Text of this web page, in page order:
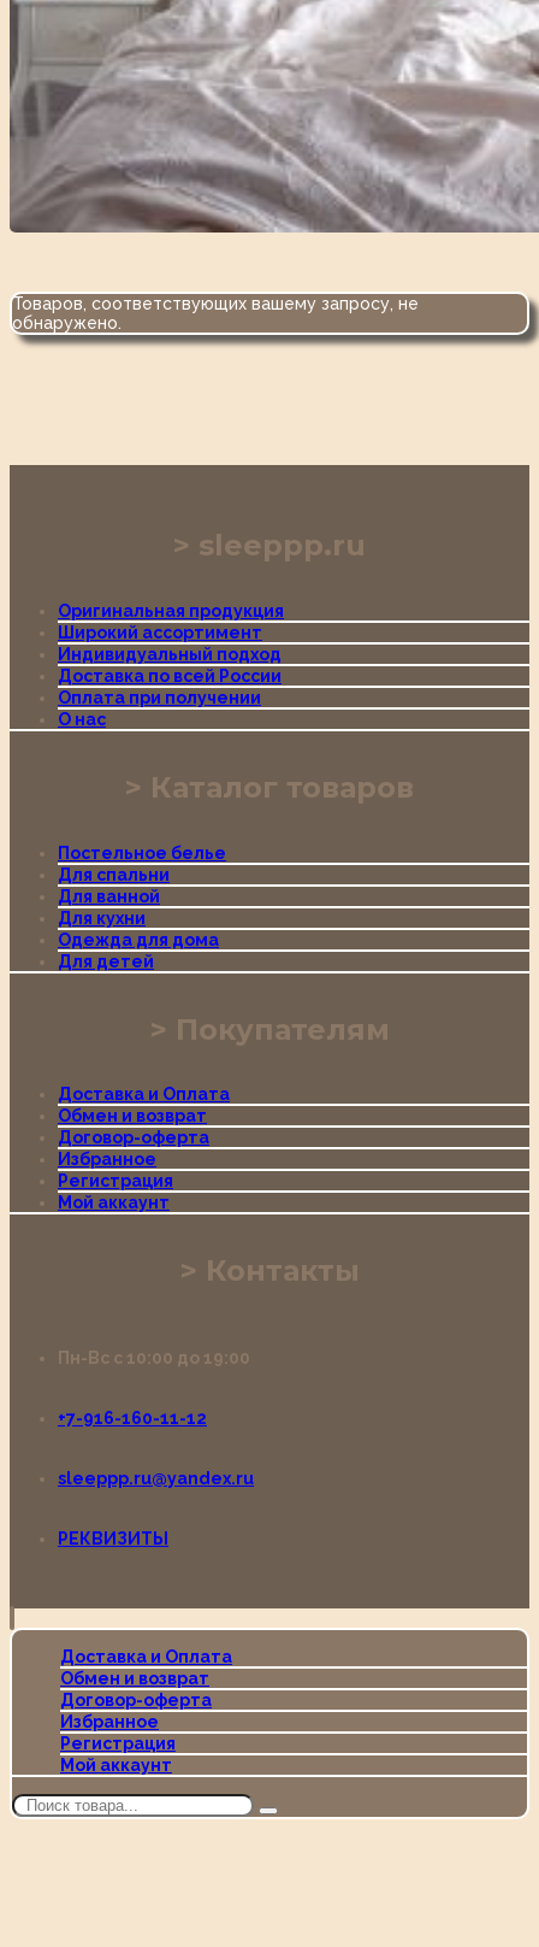
Товаров, соответствующих вашему запросу, не
обнаружено.
sleeppp.ru
Оригинальная продукция
Широкий ассортимент
Индивидуальный подход
Доставка по всей России
Оплата при получении
О нас
Каталог товаров
Постельное белье
Для спальни
Для ванной
Для кухни
Одежда для дома
Для детей
Покупателям
Доставка и Оплата
Обмен и возврат
Договор-оферта
Избранное
Регистрация
Мой аккаунт
Контакты
Пн-Вс с 10:00 до 19:00
+7-916-160-11-12
sleeppp.ru@yandex.ru
РЕКВИЗИТЫ
Доставка и Оплата
Обмен и возврат
Договор-оферта
Избранное
Регистрация
Мой аккаунт